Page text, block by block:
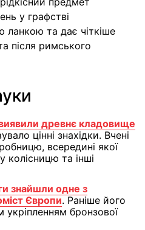
у графстві
та дає чіткіше
після римського
виявили древнє кладовище
цінні знахідки. Вчені
всередині якої
колісницю та інші
знайшли одне з
Європи. Раніше його
бронзової